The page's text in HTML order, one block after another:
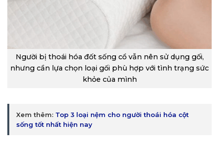
Người bị thoái hóa đốt sống cổ vẫn nên sử dụng gối,
nhưng cần lựa chọn loại gối phù hợp với tình trạng sức
khỏe của mình
Xem thêm: Top 3 loại nệm cho người thoái hóa cột
sống tốt nhất hiện nay